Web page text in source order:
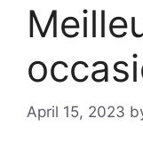
April 15, 2023